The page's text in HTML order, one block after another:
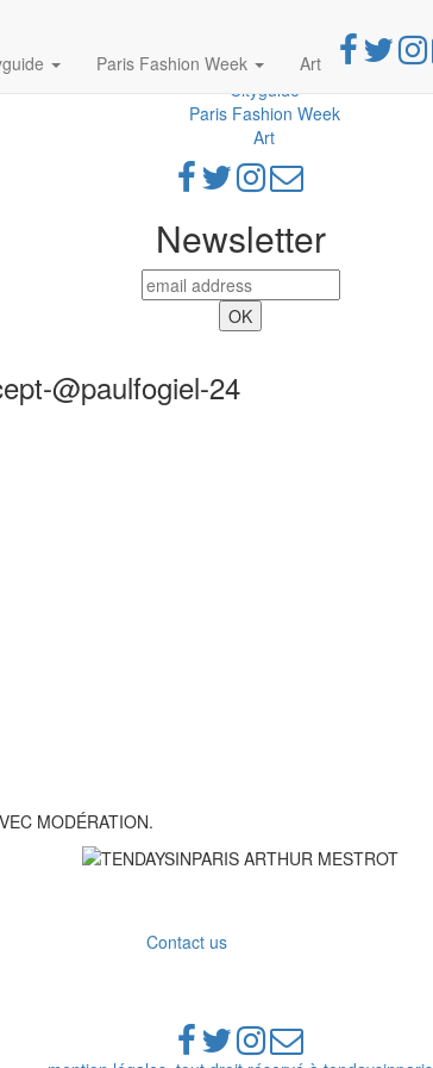
Paris Fashion Week Art
Parties
Cityguide
Paris Fashion Week
Art
Newsletter
@paulfogiel-24
MODÉRATION.
Contact us